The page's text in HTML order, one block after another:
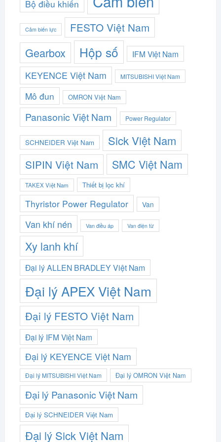
Bộ điều khiển
Cảm biến lực FESTO Việt Nam
Gearbox Hộp số IFM Việt Nam
KEYENCE Việt Nam MITSUBISHI Việt Nam
Mô đun OMRON Việt Nam
Panasonic Việt Nam Power Regulator
SCHNEIDER Việt Nam Sick Việt Nam
SIPIN Việt Nam SMC Việt Nam
TAKEX Việt Nam Thiết bị lọc khí
Thyristor Power Regulator Van
Van khí nén Van điều áp Van điện từ
Xy lanh khí
Đại lý ALLEN BRADLEY Việt Nam
Đại lý APEX Việt Nam
Đại lý FESTO Việt Nam
Đại lý IFM Việt Nam
Đại lý KEYENCE Việt Nam
Đại lý MITSUBISHI Việt Nam Đại lý OMRON Việt Nam
Đại lý Panasonic Việt Nam
Đại lý SCHNEIDER Việt Nam
Đại lý Sick Việt Nam